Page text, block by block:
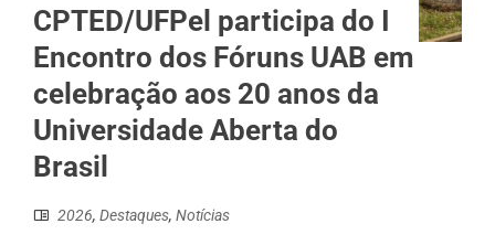
CPTED/UFPel participa do I
Encontro dos Fóruns UAB em
celebração aos 20 anos da
Universidade Aberta do
Brasil
2026, Destaques, Notícias